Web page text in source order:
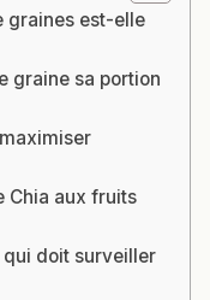
graines est-elle
graine sa portion
Chia aux fruits
qui doit surveiller